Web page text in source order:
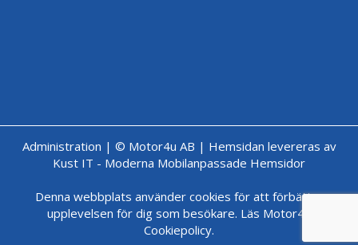
Administration | © Motor4u AB | Hemsidan levereras av
Kust IT - Moderna Mobilanpassade Hemsidor
Denna webbplats använder cookies för att förbättra
upplevelsen för dig som besökare. Läs Motor4u
Cookiepolicy.